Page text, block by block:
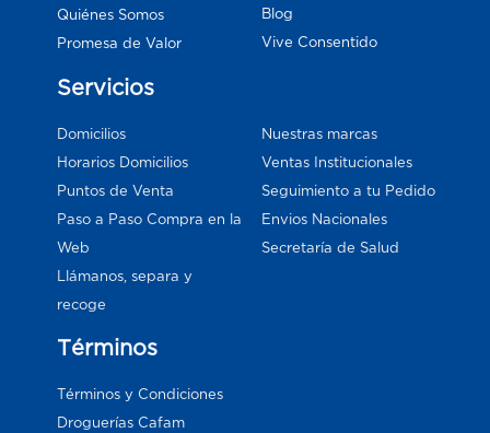
Quiénes Somos
Promesa de Valor
Blog
Vive Consentido
Servicios
Domicilios
Horarios Domicilios
Puntos de Venta
Paso a Paso Compra en la
Web
Llámanos, separa y
recoge
Nuestras marcas
Ventas Institucionales
Seguimiento a tu Pedido
Envios Nacionales
Secretaría de Salud
Términos
Términos y Condiciones
Droguerías Cafam